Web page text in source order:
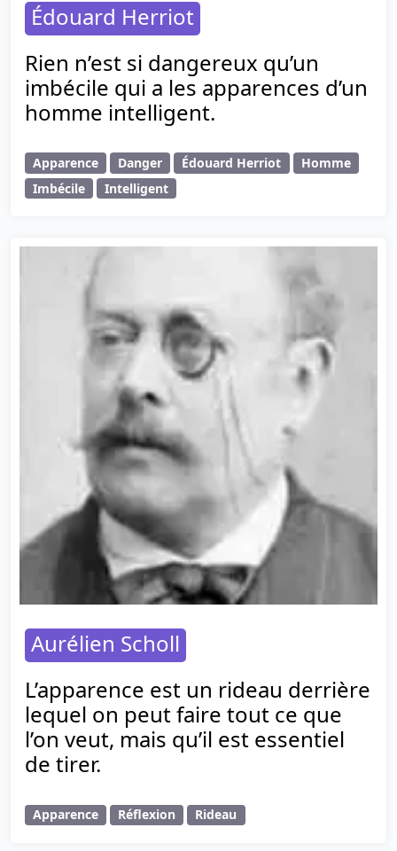
Édouard Herriot
Rien n’est si dangereux qu’un
imbécile qui a les apparences d’un
homme intelligent.
Apparence Danger Édouard Herriot
Homme
Imbécile
Intelligent
Aurélien Scholl
L’apparence est un rideau derrière
lequel on peut faire tout ce que
l’on veut, mais qu’il est essentiel
de tirer.
Apparence Réflexion Rideau